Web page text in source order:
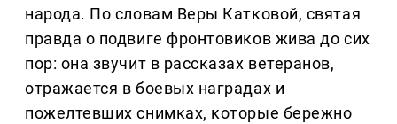
народа. По словам Веры Катковой, святая
правда о подвиге фронтовиков жива до сих
пор: она звучит в рассказах ветеранов,
отражается в боевых наградах и
пожелтевших снимках, которые бережно